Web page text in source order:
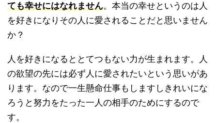
ても幸せにはなれません。本当の幸せというのは人
を好きになりその人に愛されることだと思いません
か？
人を好きになるととてつもない力が生まれます。人
の欲望の先には必ず人に愛されたいという思いがあ
ります。なので一生懸命仕事もしますしきれいにな
ろうと努力をたった一人の相手のためにするので
す。